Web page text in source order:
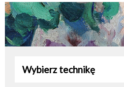
Wybierz technikę